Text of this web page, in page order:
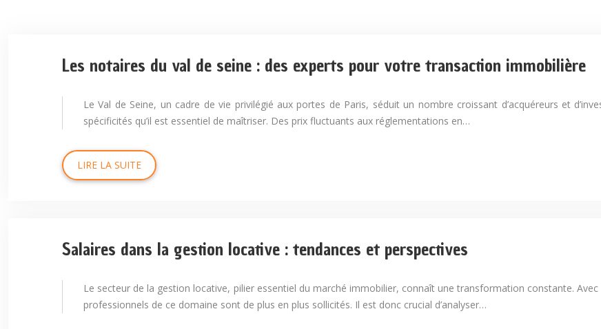
Les notaires du val de seine : des experts pour votre transaction immobilière
Le Val de Seine, un cadre de vie privilégié aux portes de Paris, séduit un nombre croissant d’acquéreurs et
spécificités qu’il est essentiel de maîtriser. Des prix fluctuants aux réglementations en…
LIRE LA SUITE
Salaires dans la gestion locative : tendances et perspectives
Le secteur de la gestion locative, pilier essentiel du marché immobilier, connaît une transformation constante.
professionnels de ce domaine sont de plus en plus sollicités. Il est donc crucial d’analyser…